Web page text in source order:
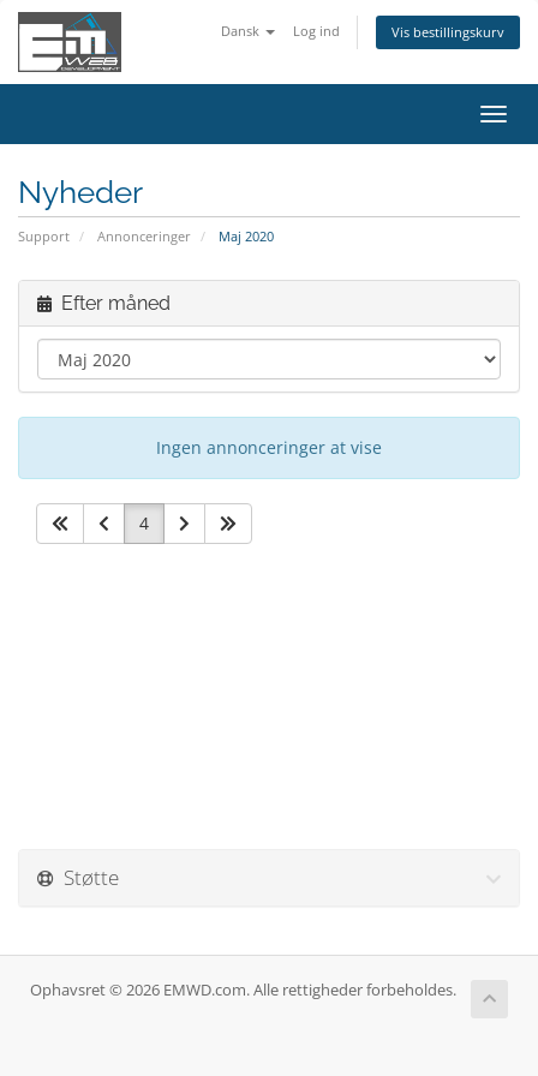
Dansk Log ind Vis bestillingskurv
Skift
Nyheder
Support Annonceringer Maj 2020
Efter måned
Ingen annonceringer at vise
4
Støtte
Ophavsret © 2026 EMWD.com. Alle rettigheder forbeholdes.